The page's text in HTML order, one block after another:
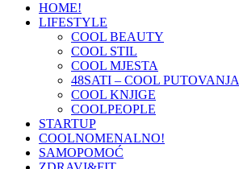
HOME!
LIFESTYLE
COOL BEAUTY
COOL STIL
COOL MJESTA
48SATI – COOL PUTOVANJA
COOL KNJIGE
COOLPEOPLE
STARTUP
COOLNOMENALNO!
SAMOPOMOĆ